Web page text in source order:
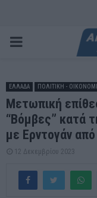
PRIMARY
ΕΛΛΑΔΑ ΠΟΛΙΤΙΚΗ -
Μετωπική
“Βόμβες” κατά
με Ερντογάν
12 Δεκεμβρίου 2023